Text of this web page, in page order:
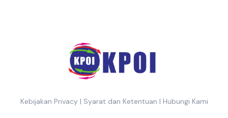
Kebijakan Privacy| Syarat dan Ketentuan | Hubungi Kami